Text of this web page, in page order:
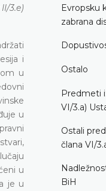
3.e)
i
u
u
u
je u
Evropsku
zabrana
Ostalo
Predmeti
VI/3.а)
Ostali
člana VI/
BiH